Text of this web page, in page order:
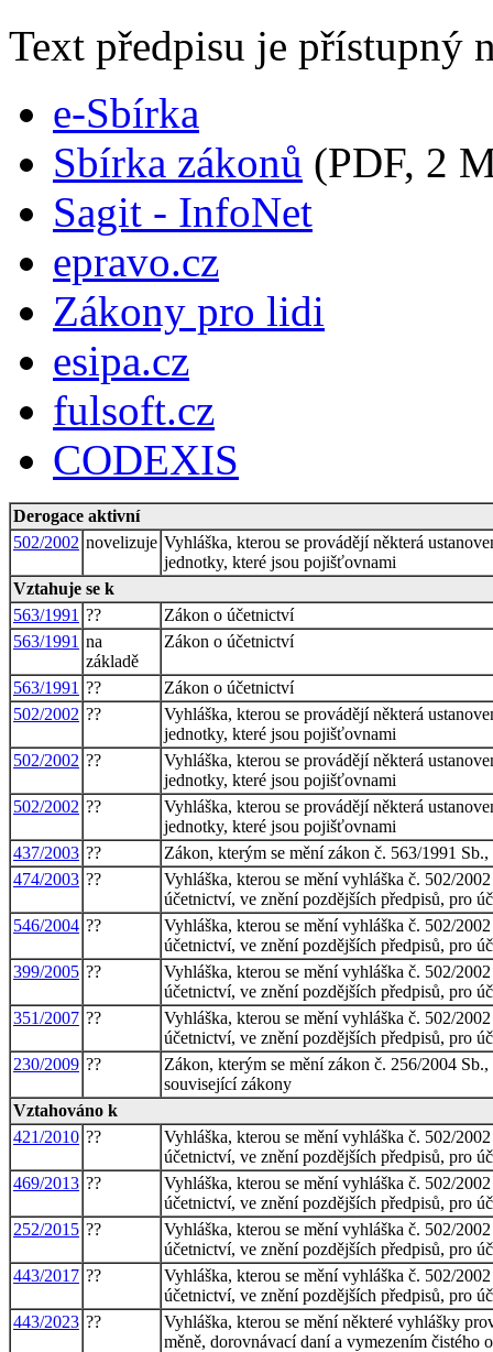
Text předpisu je přístupný
e-Sbírka
Sbírka zákonů (PDF, 2
Sagit - InfoNet
epravo.cz
Zákony pro lidi
esipa.cz
fulsoft.cz
CODEXIS
Derogace aktivní
502/2002 novelizuje Vyhláška, kterou se provádějí některá
jednotky, které jsou pojišťovnami
Vztahuje se k
563/1991 ??
Zákon o účetnictví
563/1991 na
základě
Zákon o účetnictví
563/1991 ??
Zákon o účetnictví
502/2002 ??
Vyhláška, kterou se provádějí některá
jednotky, které jsou pojišťovnami
502/2002 ??
Vyhláška, kterou se provádějí některá
jednotky, které jsou pojišťovnami
502/2002 ??
Vyhláška, kterou se provádějí některá
jednotky, které jsou pojišťovnami
437/2003 ??
Zákon, kterým se mění zákon č. 563/1991
474/2003 ??
Vyhláška, kterou se mění vyhláška č. 502/
účetnictví, ve znění pozdějších předpisů, pro
546/2004 ??
Vyhláška, kterou se mění vyhláška č. 502/
účetnictví, ve znění pozdějších předpisů, pro
399/2005 ??
Vyhláška, kterou se mění vyhláška č. 502/
účetnictví, ve znění pozdějších předpisů, pro
351/2007 ??
Vyhláška, kterou se mění vyhláška č. 502/
účetnictví, ve znění pozdějších předpisů, pro
230/2009 ??
Zákon, kterým se mění zákon č. 256/2004
související zákony
Vztahováno k
421/2010 ??
Vyhláška, kterou se mění vyhláška č. 502/
účetnictví, ve znění pozdějších předpisů, pro
469/2013 ??
Vyhláška, kterou se mění vyhláška č. 502/
účetnictví, ve znění pozdějších předpisů, pro
252/2015 ??
Vyhláška, kterou se mění vyhláška č. 502/
účetnictví, ve znění pozdějších předpisů, pro
443/2017 ??
Vyhláška, kterou se mění vyhláška č. 502/
účetnictví, ve znění pozdějších předpisů, pro
443/2023 ??
Vyhláška, kterou se mění některé vyhlášky
měně, dorovnávací daní a vymezením čistého